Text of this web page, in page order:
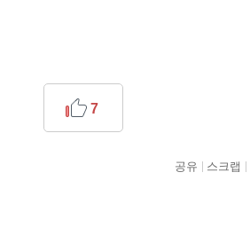
7
공유 스크랩